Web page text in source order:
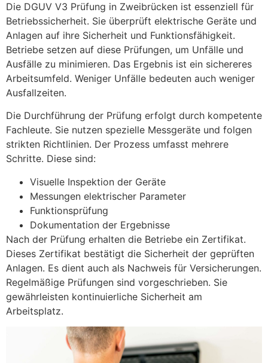
Die DGUV V3 Prüfung in Zweibrücken ist essenziell für
Betriebssicherheit. Sie überprüft elektrische Geräte und
Anlagen auf ihre Sicherheit und Funktionsfähigkeit.
Betriebe setzen auf diese Prüfungen, um Unfälle und
Ausfälle zu minimieren. Das Ergebnis ist ein sichereres
Arbeitsumfeld. Weniger Unfälle bedeuten auch weniger
Ausfallzeiten.
Die Durchführung der Prüfung erfolgt durch kompetente
Fachleute. Sie nutzen spezielle Messgeräte und folgen
strikten Richtlinien. Der Prozess umfasst mehrere
Schritte. Diese sind:
Visuelle Inspektion der Geräte
Messungen elektrischer Parameter
Funktionsprüfung
Dokumentation der Ergebnisse
Nach der Prüfung erhalten die Betriebe ein Zertifikat.
Dieses Zertifikat bestätigt die Sicherheit der geprüften
Anlagen. Es dient auch als Nachweis für Versicherungen.
Regelmäßige Prüfungen sind vorgeschrieben. Sie
gewährleisten kontinuierliche Sicherheit am
Arbeitsplatz.